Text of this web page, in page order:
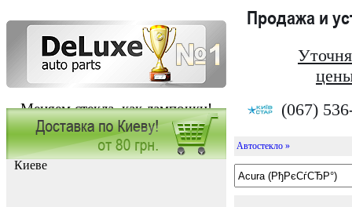
Меняем стекла, как лампочки!
Продажа и
(067)
Заказать установку автостекла в
Киеве
Автостекло »